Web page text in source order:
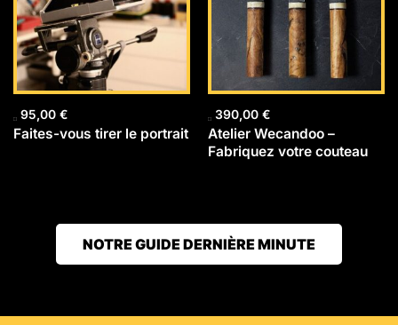
95,00 €
Faites-vous tirer le portrait
390,00 €
Atelier Wecandoo –
Fabriquez votre couteau
NOTRE GUIDE DERNIÈRE MINUTE